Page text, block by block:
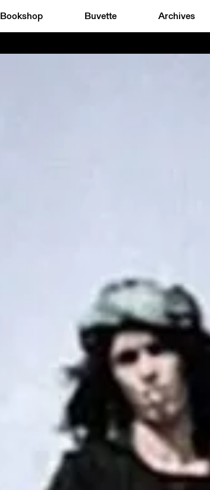
Bookshop Buvette Archives